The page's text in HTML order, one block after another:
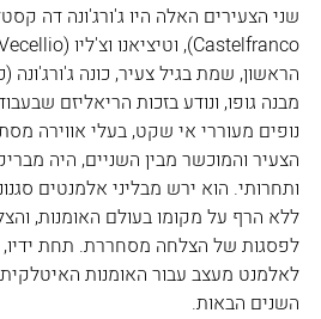
הראשון, שמת בגיל צעיר, כונה ג'ורג'ונה
מבנה גופו, ונודע בזכות הריאליזם
נופים מעוררי אי שקט, בעלי אווירה
הצעיר והמוכשר מבין השניים, היה
ותחרותי. הוא ירש מבליני אלמנטים
ללא הרף על מקומו בעולם האומנות,
לפסגות של הצלחה מסחררת. תחת ידיו,
לאלמנט מעצב עבור האומנות
השנים הבאות.